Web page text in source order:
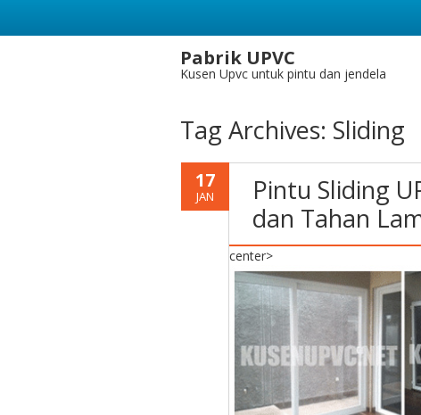
Pabrik UPVC
Kusen Upvc untuk pintu dan jendela
Tag Archives: Sliding
17
JAN
Pintu Sliding
dan Tahan
center>